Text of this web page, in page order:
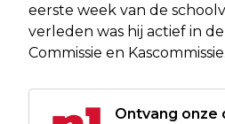
eerste week van de
verleden was hij actief in
Commissie en Kascommissie.
Ontvang onze